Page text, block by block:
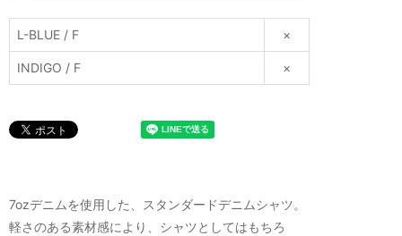
L-BLUE / F ×
INDIGO / F ×
7ozデニムを使用した、スタンダードデニムシャツ。
軽さのある素材感により、シャツとしてはもちろ